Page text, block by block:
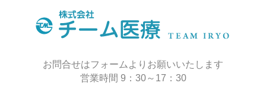
お問合せはフォームよりお願いいたします
営業時間 9：30～17：30